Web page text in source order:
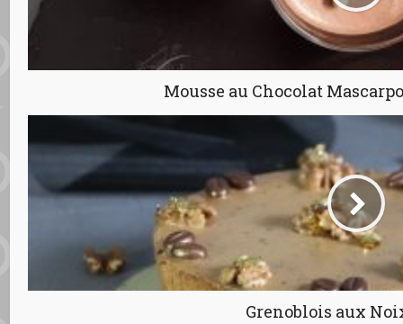
Mousse au Chocolat
Grenoblois aux